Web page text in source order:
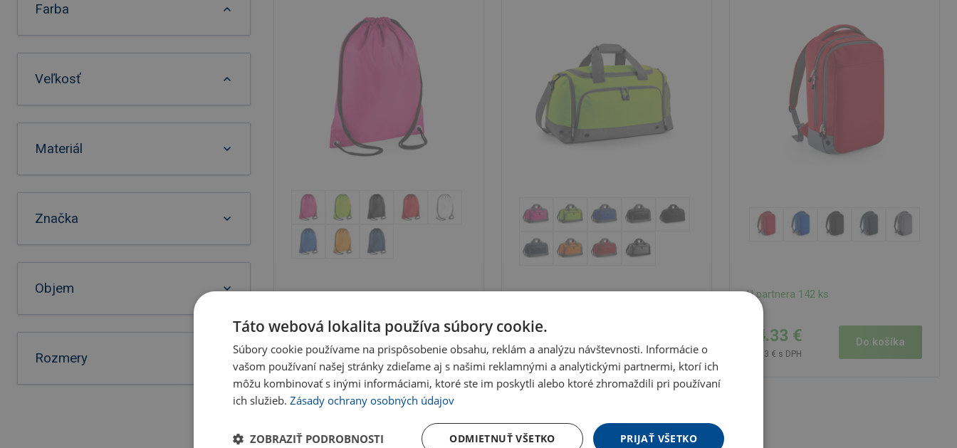
Farba
Veľkosť
Materiál
Značka
Objem
Rozmery
2.49 €
3.06 € s DPH
28.24 €
34.74 € s DPH
U partnera 142 ks
24.33 €
29.93 € s DPH
Do košíka
Táto webová lokalita používa súbory cookie.
Súbory cookie používame na prispôsobenie obsahu, reklám a analýzu návštevnosti. Informácie o
vašom používaní našej stránky zdieľame aj s našimi reklamnými a analytickými partnermi, ktorí ich
môžu kombinovať s inými informáciami, ktoré ste im poskytli alebo ktoré zhromaždili pri používaní
ich služieb. Zásady ochrany osobných údajov
PRIJAŤ VŠETKO
ODMIETNUŤ VŠETKO
ZOBRAZIŤ PODROBNOSTI